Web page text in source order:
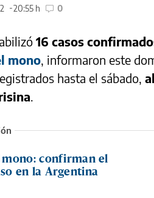
20:55 h 0
16 casos
mono, informaron este
hasta el sábado,
.
confirman el
en la Argentina